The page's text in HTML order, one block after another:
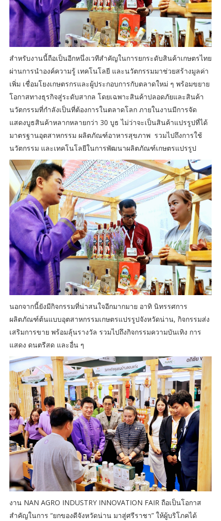
สำหรับงานนี้ถือเป็นอีกหนึ่งเวทีสำคัญในการยกระดับสินค้าเกษตรไทย
ผ่านการนำองค์ความรู้ เทคโนโลยี และนวัตกรรมมาช่วยสร้างมูลค่า
เพิ่ม เชื่อมโยงเกษตรกรและผู้ประกอบการกับตลาดใหม่ ๆ พร้อมขยาย
โอกาสทางธุรกิจสู่ระดับสากล โดยเฉพาะสินค้าปลอดภัยและสินค้า
นวัตกรรมที่กำลังเป็นที่ต้องการในตลาดโลก ภายในงานมีการจัด
แสดงบูธสินค้าหลากหลายกว่า 30 บูธ ไม่ว่าจะเป็นสินค้าแปรรูปที่ได้
มาตรฐานอุตสาหกรรม ผลิตภัณฑ์อาหารสุขภาพ รวมไปถึงการใช้
นวัตกรรม และเทคโนโลยีในการพัฒนาผลิตภัณฑ์เกษตรแปรรูป
นอกจากนี้ยังมีกิจกรรมที่น่าสนใจอีกมากมาย อาทิ นิทรรศการ
ผลิตภัณฑ์ต้นแบบอุตสาหกรรมเกษตรแปรรูปจังหวัดน่าน, กิจกรรมส่ง
เสริมการขาย พร้อมลุ้นรางวัล รวมไปถึงกิจกรรมความบันเทิง การ
แสดง ดนตรีสด และอื่น ๆ
งาน NAN AGRO INDUSTRY INNOVATION FAIR ถือเป็นโอกาส
สำคัญในการ “ยกของดีจังหวัดน่าน มาสู่ศรีราชา” ให้ผู้บริโภคได้